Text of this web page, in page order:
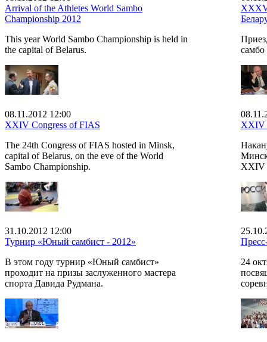
Arrival of the Athletes World Sambo
Championship 2012
This year World Sambo Championship is held in
the capital of Belarus.
08.11.2012 12:00
XXIV Congress of FIAS
The 24th Congress of FIAS hosted in Minsk,
capital of Belarus, on the eve of the World
Sambo Championship.
XXIV
XXIV
31.10.2012 12:00
Турнир «Юный самбист - 2012»
В этом году турнир «Юный самбист»
проходит на призы заслуженного мастера
спорта Давида Рудмана.
24